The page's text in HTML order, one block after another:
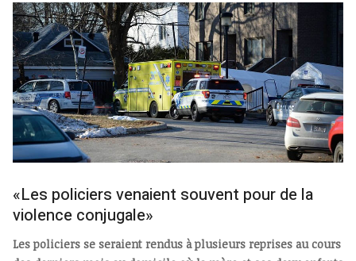
«Les policiers venaient souvent pour de la
violence conjugale»
Les policiers se seraient rendus à plusieurs reprises au cours